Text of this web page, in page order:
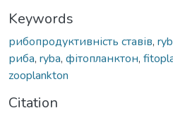
Keywords
рибопродуктивність ставів,
риба, ryba, фітопланктон,
zooplankton
Citation